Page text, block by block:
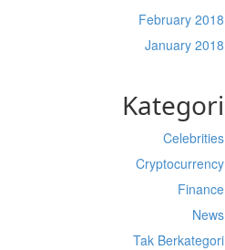
February 2018
January 2018
Kategori
Celebrities
Cryptocurrency
Finance
News
Tak Berkategori